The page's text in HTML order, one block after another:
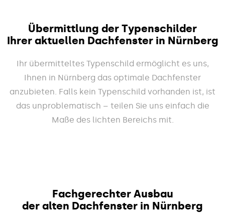
Übermittlung der Typenschilder
Ihrer aktuellen Dachfenster in Nürnberg
Ihr übermitteltes Typenschild ermöglicht es uns,
Ihnen in Nürnberg das optimale Dachfenster
anzubieten. Falls kein Typenschild vorhanden ist, ist
das unproblematisch – teilen Sie uns einfach die
Maße des lichten Bereichs mit.
Fachgerechter Ausbau
der alten Dachfenster in Nürnberg